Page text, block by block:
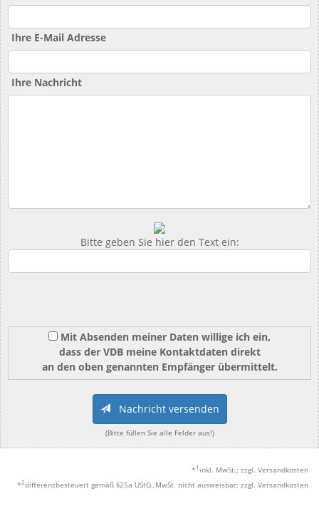
Ihre E-Mail Adresse
Ihre Nachricht
Bitte geben Sie hier den Text ein:
Mit Absenden meiner Daten willige ich ein,
dass der VDB meine Kontaktdaten direkt
an den oben genannten Empfänger übermittelt.
Nachricht versenden
(Bitte füllen Sie alle Felder aus!)
* 1 inkl. MwSt.; zzgl. Versandkosten
*2differenzbesteuert gemäß §25a UStG.;MwSt. nicht ausweisbar; zzgl. Versandkosten